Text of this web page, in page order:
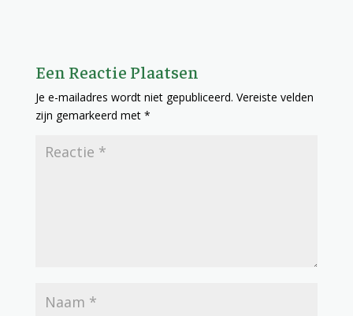
Een Reactie Plaatsen
Je e-mailadres wordt niet gepubliceerd. Vereiste velden
zijn gemarkeerd met *